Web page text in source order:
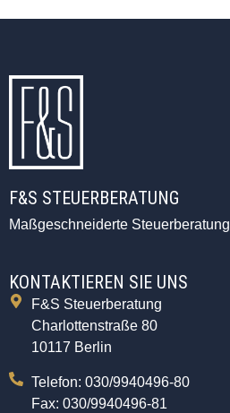
F&S STEUERBERATUNG
Maßgeschneiderte Steuerberatung
KONTAKTIEREN SIE UNS
F&S Steuerberatung
Charlottenstraße 80
10117 Berlin
Telefon: 030/9940496-80
Fax: 030/9940496-81